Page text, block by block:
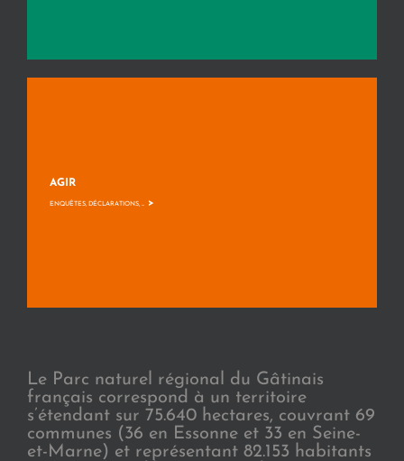
AGIR
ENQUÊTES, DÉCLARATIONS, ... >
Le Parc naturel régional du Gâtinais
français correspond à un territoire
s’étendant sur 75.640 hectares, couvrant 69
communes (36 en Essonne et 33 en Seine-
et-Marne) et représentant 82.153 habitants